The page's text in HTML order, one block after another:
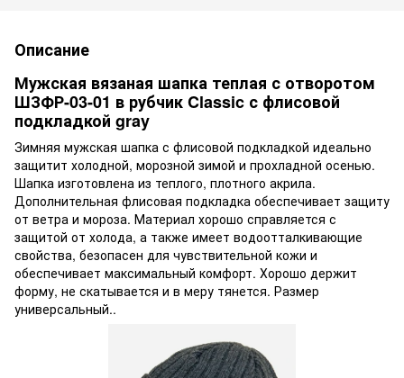
Описание
Мужская вязаная шапка теплая с отворотом
ШЗФР-03-01 в рубчик Classic с флисовой
подкладкой gray
Зимняя мужская шапка с флисовой подкладкой идеально
защитит холодной, морозной зимой и прохладной осенью.
Шапка изготовлена из теплого, плотного акрила.
Дополнительная флисовая подкладка обеспечивает защиту
от ветра и мороза. Материал хорошо справляется с
защитой от холода, а также имеет водоотталкивающие
свойства, безопасен для чувствительной кожи и
обеспечивает максимальный комфорт. Хорошо держит
форму, не скатывается и в меру тянется. Размер
универсальный..